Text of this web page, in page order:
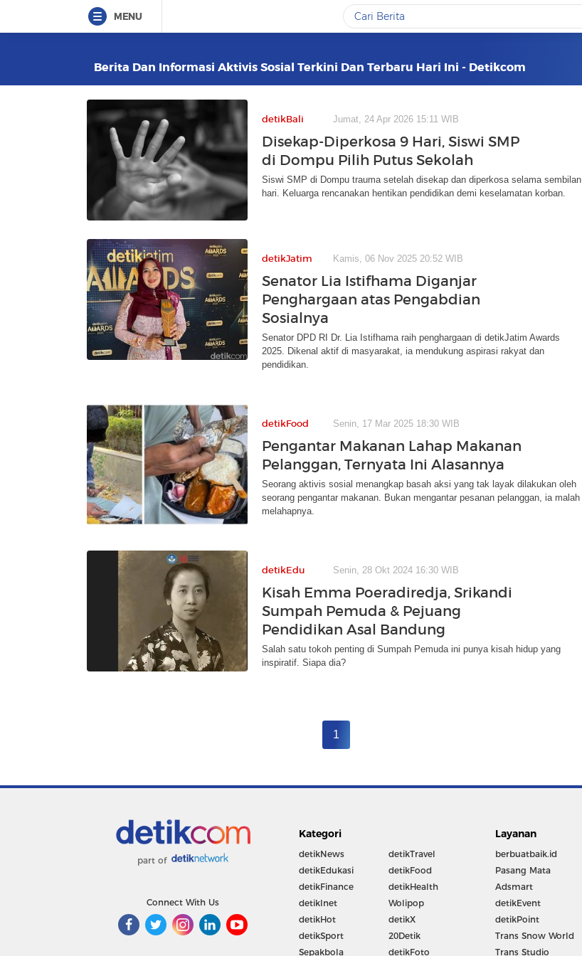
MENU
Berita Dan Informasi Aktivis Sosial Terkini Dan Terbaru Hari Ini - Detikcom
detikBali Jumat, 24 Apr 2026 15:11 WIB
Disekap-Diperkosa 9 Hari, Siswi SMP
di Dompu Pilih Putus Sekolah
Siswi SMP di Dompu trauma setelah disekap dan diperkosa selama sembilan
hari. Keluarga rencanakan hentikan pendidikan demi keselamatan korban.
detikJatim Kamis, 06 Nov 2025 20:52 WIB
Senator Lia Istifhama Diganjar
Penghargaan atas Pengabdian
Sosialnya
Senator DPD RI Dr. Lia Istifhama raih penghargaan di detikJatim Awards
2025. Dikenal aktif di masyarakat, ia mendukung aspirasi rakyat dan
pendidikan.
detikFood Senin, 17 Mar 2025 18:30 WIB
Pengantar Makanan Lahap Makanan
Pelanggan, Ternyata Ini Alasannya
Seorang aktivis sosial menangkap basah aksi yang tak layak dilakukan oleh
seorang pengantar makanan. Bukan mengantar pesanan pelanggan, ia malah
melahapnya.
detikEdu Senin, 28 Okt 2024 16:30 WIB
Kisah Emma Poeradiredja, Srikandi
Sumpah Pemuda & Pejuang
Pendidikan Asal Bandung
Salah satu tokoh penting di Sumpah Pemuda ini punya kisah hidup yang
inspiratif. Siapa dia?
1
part of
Connect With Us
Kategori
detikNews
detikEdukasi
detikFinance
detikInet
detikHot
detikSport
Sepakbola
detikTravel
detikFood
detikHealth
Wolipop
detikX
20Detik
detikFoto
Layanan
berbuatbaik.id
Pasang Mata
Adsmart
detikEvent
detikPoint
Trans Snow World
Trans Studio